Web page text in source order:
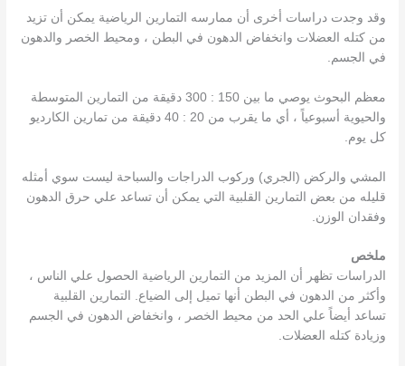
وقد وجدت دراسات أخرى أن ممارسه التمارين الرياضية يمكن أن تزيد
من كتله العضلات وانخفاض الدهون في البطن ، ومحيط الخصر والدهون
في الجسم.
معظم البحوث يوصي ما بين 150 : 300 دقيقة من التمارين المتوسطة
والحيوية أسبوعياً ، أي ما يقرب من 20 : 40 دقيقة من تمارين الكارديو
كل يوم.
المشي والركض (الجري) وركوب الدراجات والسباحة ليست سوي أمثله
قليله من بعض التمارين القلبية التي يمكن أن تساعد علي حرق الدهون
وفقدان الوزن.
ملخص
الدراسات تظهر أن المزيد من التمارين الرياضية الحصول علي الناس ،
وأكثر من الدهون في البطن أنها تميل إلى الضياع. التمارين القلبية
تساعد أيضاً علي الحد من محيط الخصر ، وانخفاض الدهون في الجسم
وزيادة كتله العضلات.